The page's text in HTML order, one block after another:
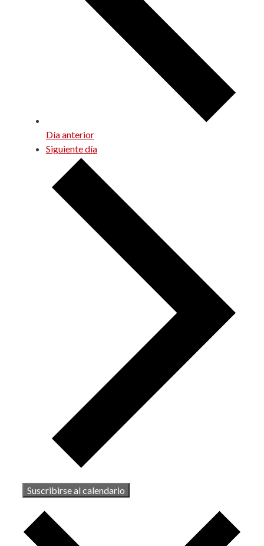
Día anterior
Siguiente día
Suscribirse al calendario